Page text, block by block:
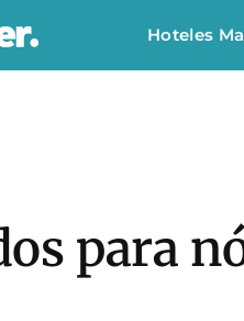
Hoteles
para